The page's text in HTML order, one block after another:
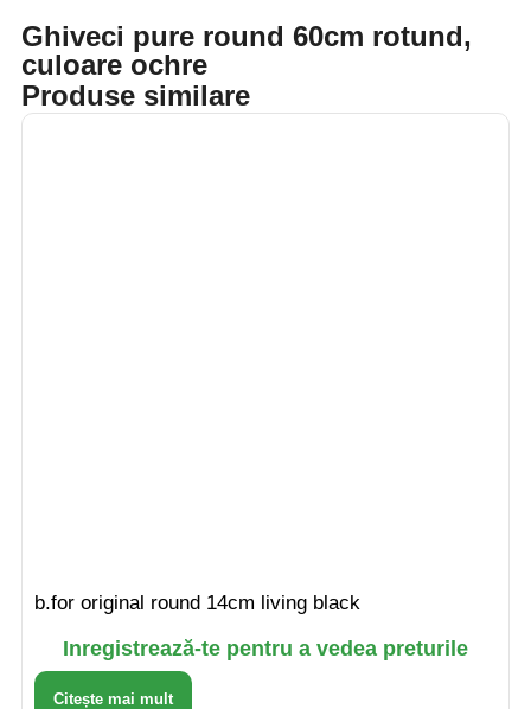
Ghiveci pure round 60cm rotund,
culoare ochre
Produse similare
b.for original round 14cm living black
Inregistrează-te pentru a vedea preturile
Citește mai mult